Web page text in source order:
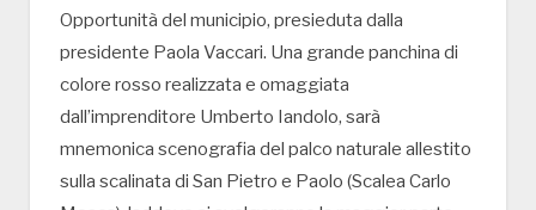
Opportunità del municipio, presieduta dalla
presidente Paola Vaccari. Una grande panchina di
colore rosso realizzata e omaggiata
dall’imprenditore Umberto Iandolo, sarà
mnemonica scenografia del palco naturale allestito
sulla scalinata di San Pietro e Paolo (Scalea Carlo